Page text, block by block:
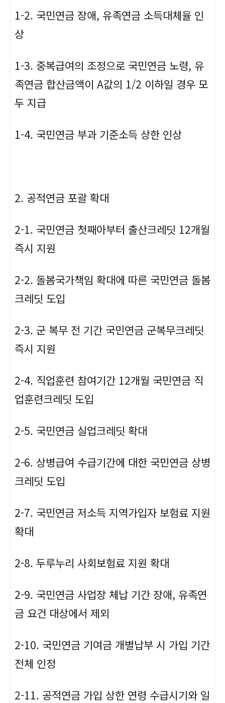
1-2. 국민연금 장애, 유족연금 소득대체율 인
상
1-3. 중복급여의 조정으로 국민연금 노령, 유
족연금 합산금액이 A값의 1/2 이하일 경우 모
두 지급
1-4. 국민연금 부과 기준소득 상한 인상
2. 공적연금 포괄 확대
2-1. 국민연금 첫째아부터 출산크레딧 12개월
즉시 지원
2-2. 돌봄국가책임 확대에 따른 국민연금 돌봄
크레딧 도입
2-3. 군 복무 전 기간 국민연금 군복무크레딧
즉시 지원
2-4. 직업훈련 참여기간 12개월 국민연금 직
업훈련크레딧 도입
2-5. 국민연금 실업크레딧 확대
2-6. 상병급여 수급기간에 대한 국민연금 상병
크레딧 도입
2-7. 국민연금 저소득 지역가입자 보험료 지원
확대
2-8. 두루누리 사회보험료 지원 확대
2-9. 국민연금 사업장 체납 기간 장애, 유족연
금 요건 대상에서 제외
2-10. 국민연금 기여금 개별납부 시 가입 기간
전체 인정
2-11. 공적연금 가입 상한 연령 수급시기와 일